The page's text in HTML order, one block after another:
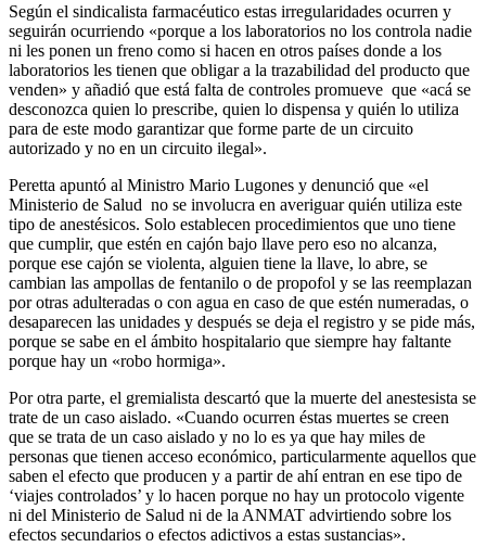
Según el sindicalista farmacéutico estas irregularidades ocurren y
seguirán ocurriendo «porque a los laboratorios no los controla nadie
ni les ponen un freno como si hacen en otros países donde a los
laboratorios les tienen que obligar a la trazabilidad del producto que
venden» y añadió que está falta de controles promueve que «acá se
desconozca quien lo prescribe, quien lo dispensa y quién lo utiliza
para de este modo garantizar que forme parte de un circuito
autorizado y no en un circuito ilegal».
Peretta apuntó al Ministro Mario Lugones y denunció que «el
Ministerio de Salud no se involucra en averiguar quién utiliza este
tipo de anestésicos. Solo establecen procedimientos que uno tiene
que cumplir, que estén en cajón bajo llave pero eso no alcanza,
porque ese cajón se violenta, alguien tiene la llave, lo abre, se
cambian las ampollas de fentanilo o de propofol y se las reemplazan
por otras adulteradas o con agua en caso de que estén numeradas, o
desaparecen las unidades y después se deja el registro y se pide más,
porque se sabe en el ámbito hospitalario que siempre hay faltante
porque hay un «robo hormiga».
Por otra parte, el gremialista descartó que la muerte del anestesista se
trate de un caso aislado. «Cuando ocurren éstas muertes se creen
que se trata de un caso aislado y no lo es ya que hay miles de
personas que tienen acceso económico, particularmente aquellos que
saben el efecto que producen y a partir de ahí entran en ese tipo de
‘viajes controlados’ y lo hacen porque no hay un protocolo vigente
ni del Ministerio de Salud ni de la ANMAT advirtiendo sobre los
efectos secundarios o efectos adictivos a estas sustancias».